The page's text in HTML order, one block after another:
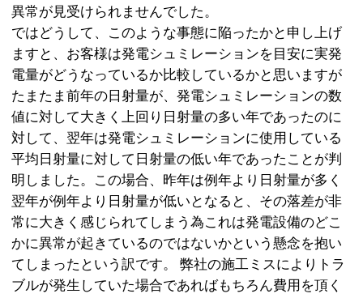
異常が見受けられませんでした。
ではどうして、このような事態に陥ったかと申し上げ
ますと、お客様は発電シュミレーションを目安に実発
電量がどうなっているか比較しているかと思いますが
たまたま前年の日射量が、発電シュミレーションの数
値に対して大きく上回り日射量の多い年であったのに
対して、翌年は発電シュミレーションに使用している
平均日射量に対して日射量の低い年であったことが判
明しました。この場合、昨年は例年より日射量が多く
翌年が例年より日射量が低いとなると、その落差が非
常に大きく感じられてしまう為これは発電設備のどこ
かに異常が起きているのではないかという懸念を抱い
てしまったという訳です。 弊社の施工ミスによりトラ
ブルが発生していた場合であればもちろん費用を頂く